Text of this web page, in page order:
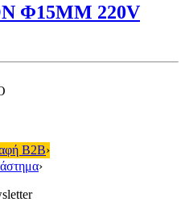
Φ15ΜΜ 220V
B2B›
›